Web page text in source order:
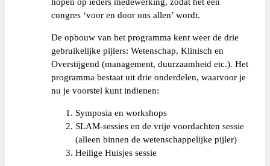
congres ‘voor en door ons allen’ wordt.
De opbouw van het programma kent weer de drie
gebruikelijke pijlers: Wetenschap, Klinisch en
Overstijgend (management, duurzaamheid etc.). Het
programma bestaat uit drie onderdelen, waarvoor je
nu je voorstel kunt indienen:
Symposia en workshops
SLAM-sessies en de vrije voordachten sessie
(alleen binnen de wetenschappelijke pijler)
Heilige Huisjes sessie